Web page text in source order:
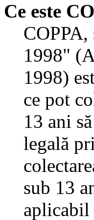
Ce este
1998"
1998)
ce pot
13 ani
legală
sub 13
aplicabil